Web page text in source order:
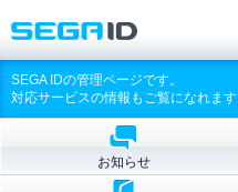
SEGA IDの管理ページです。
対応サービスの情報もご覧になれます
お知らせ